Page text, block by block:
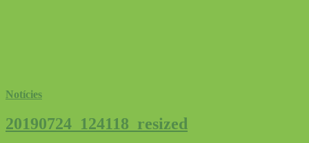
Notícies
20190724_124118_resized